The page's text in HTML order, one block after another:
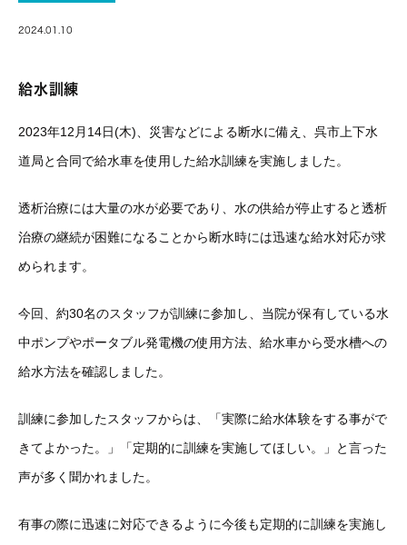
2024.01.10
給水訓練
2023年12月14日(木)、災害などによる断水に備え、呉市上下水
道局と合同で給水車を使用した給水訓練を実施しました。
透析治療には大量の水が必要であり、水の供給が停止すると透析
治療の継続が困難になることから断水時には迅速な給水対応が求
められます。
今回、約30名のスタッフが訓練に参加し、当院が保有している水
中ポンプやポータブル発電機の使用方法、給水車から受水槽への
給水方法を確認しました。
訓練に参加したスタッフからは、「実際に給水体験をする事がで
きてよかった。」「定期的に訓練を実施してほしい。」と言った
声が多く聞かれました。
有事の際に迅速に対応できるように今後も定期的に訓練を実施し